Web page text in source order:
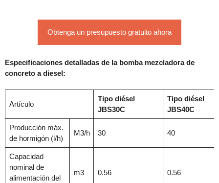
Obtenga un presupuesto gratuito ahora
Especificaciones detalladas de la bomba mezcladora de
concreto a diesel:
Artículo
Tipo diésel
JBS30C
Tipo diésel
JBS40C
Producción máx.
de hormigón (l/h)
M3/h 30 40
Capacidad
nominal de
alimentación del
m3 0.56 0.56